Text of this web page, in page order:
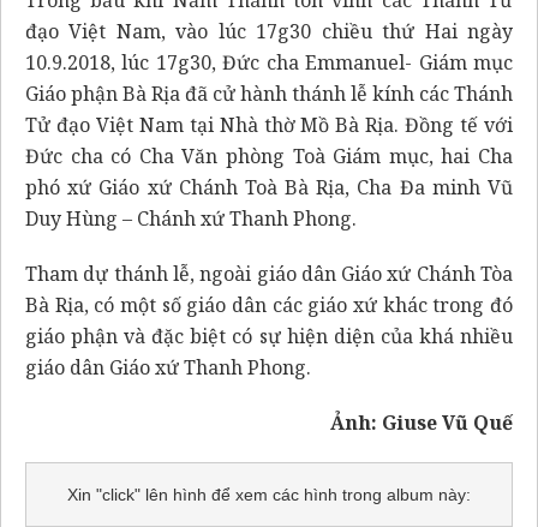
đạo Việt Nam, vào lúc 17g30 chiều thứ Hai ngày
10.9.2018, lúc 17g30, Đức cha Emmanuel- Giám mục
Giáo phận Bà Rịa đã cử hành thánh lễ kính các Thánh
Tử đạo Việt Nam tại Nhà thờ Mồ Bà Rịa. Đồng tế với
Đức cha có Cha Văn phòng Toà Giám mục, hai Cha
phó xứ Giáo xứ Chánh Toà Bà Rịa, Cha Đa minh Vũ
Duy Hùng – Chánh xứ Thanh Phong.
Tham dự thánh lễ, ngoài giáo dân Giáo xứ Chánh Tòa
Bà Rịa, có một số giáo dân các giáo xứ khác trong đó
giáo phận và đặc biệt có sự hiện diện của khá nhiều
giáo dân Giáo xứ Thanh Phong.
Ảnh: Giuse Vũ Quế
Xin "click" lên hình để xem các hình trong album này: